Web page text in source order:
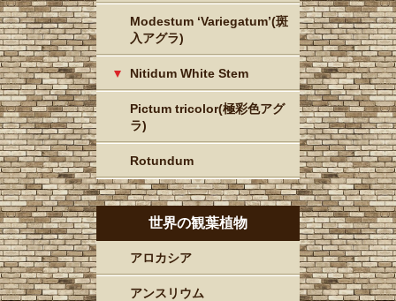
Modestum ‘Variegatum’(斑
入アグラ)
Nitidum White Stem
Pictum tricolor(極彩色アグ
ラ)
Rotundum
世界の観葉植物
アロカシア
アンスリウム